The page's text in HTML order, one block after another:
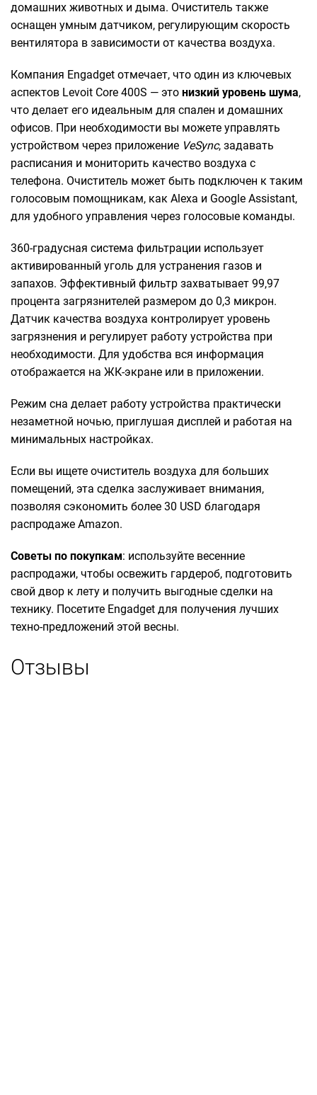
домашних животных и дыма. Очиститель также
оснащен умным датчиком, регулирующим скорость
вентилятора в зависимости от качества воздуха.
Компания Engadget отмечает, что один из ключевых
аспектов Levoit Core 400S — это низкий уровень шума,
что делает его идеальным для спален и домашних
офисов. При необходимости вы можете управлять
устройством через приложение VeSync, задавать
расписания и мониторить качество воздуха с
телефона. Очиститель может быть подключен к таким
голосовым помощникам, как Alexa и Google Assistant,
для удобного управления через голосовые команды.
360-градусная система фильтрации использует
активированный уголь для устранения газов и
запахов. Эффективный фильтр захватывает 99,97
процента загрязнителей размером до 0,3 микрон.
Датчик качества воздуха контролирует уровень
загрязнения и регулирует работу устройства при
необходимости. Для удобства вся информация
отображается на ЖК-экране или в приложении.
Режим сна делает работу устройства практически
незаметной ночью, приглушая дисплей и работая на
минимальных настройках.
Если вы ищете очиститель воздуха для больших
помещений, эта сделка заслуживает внимания,
позволяя сэкономить более 30 USD благодаря
распродаже Amazon.
Советы по покупкам: используйте весенние
распродажи, чтобы освежить гардероб, подготовить
свой двор к лету и получить выгодные сделки на
технику. Посетите Engadget для получения лучших
техно-предложений этой весны.
Отзывы